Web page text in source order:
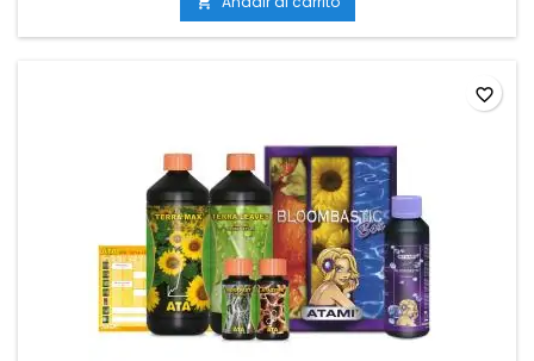
favorite_border